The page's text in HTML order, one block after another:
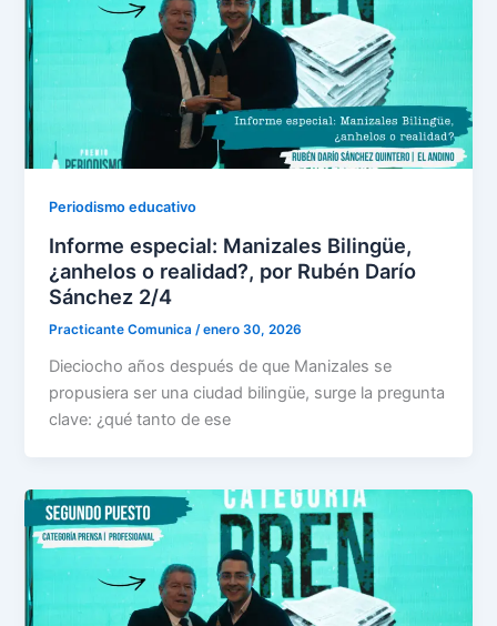
Periodismo educativo
Informe especial: Manizales Bilingüe,
¿anhelos o realidad?, por Rubén Darío
Sánchez 2/4
Practicante Comunica/enero 30, 2026
Dieciocho años después de que Manizales se
propusiera ser una ciudad bilingüe, surge la pregunta
clave: ¿qué tanto de ese